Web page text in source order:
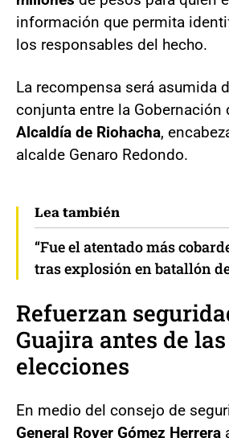
información que permita
los responsables del hecho.
La recompensa será asumida
conjunta entre la Gobernación
Alcaldía de Riohacha,
alcalde Genaro Redondo.
Lea también
“Fue el atentado más
tras explosión en batallón
Refuerzan
Guajira antes de las
elecciones
En medio del consejo de
General Royer Gómez Herrera